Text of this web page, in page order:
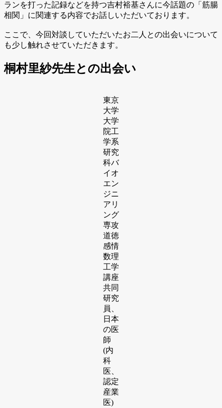
ランを打った記録などを持つ吉村裕基さんに今話題の「筋腸
相関」に関連する内容でお話しいただいております。
ここで、今回対談していただいたお二人との出会いについて
も少し触れさせていただきます。
桐村里紗先生との出会い
東京
⼤学
⼤学
院⼯
学系
研究
科バ
イオ
エン
ジニ
アリ
ング
専攻
道徳
感情
数理
⼯学
講座
共同
研究
員、
⽇本
の医
師
(内
科
医、
認定
産業
医)